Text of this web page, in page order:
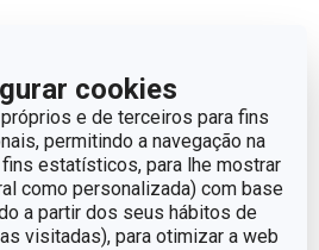
cookies
e de terceiros para fins
permitindo a navegação na
estatísticos, para lhe mostrar
como personalizada) com base
a partir dos seus hábitos de
visitadas), para otimizar a web
Sim
tarteiras
DELÍCIA